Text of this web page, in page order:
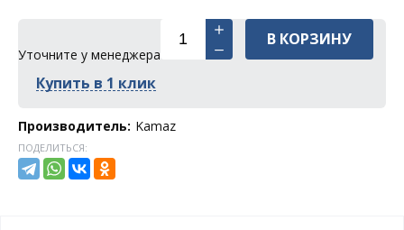
Уточните у менеджера
В КОРЗИНУ
Купить в 1 клик
Производитель: Kamaz
ПОДЕЛИТЬСЯ: